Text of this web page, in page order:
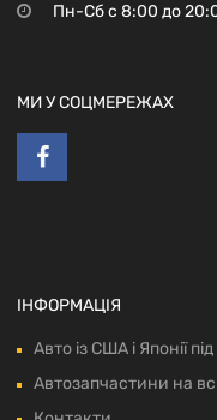
Пн-Сб с 8:00 до
МИ У СОЦМЕРЕЖАХ
ІНФОРМАЦІЯ
Авто із США і Японії
Автозапчастини на